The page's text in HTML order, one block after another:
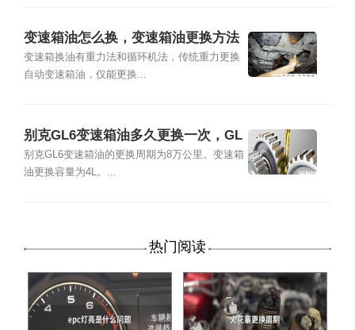
变速箱油怎么换，变速箱油更换方法
变速箱换油有重力法和循环机法，传统重力更换
自动变速箱油，仅能更换...
别克GL6变速箱油多久更换一次，GL
6变速箱油更换方法
别克GL6变速箱油的更换周期为8万公里。变速箱
油更换容量为4L。...
热门阅读